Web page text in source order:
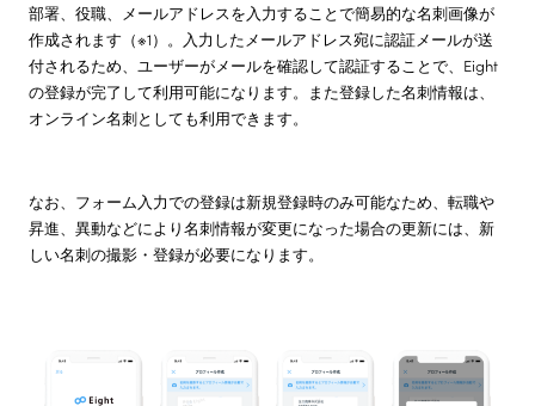
部署、役職、メールアドレスを入力することで簡易的な名刺画像が
作成されます（※1）。入力したメールアドレス宛に認証メールが送
付されるため、ユーザーがメールを確認して認証することで、Eight
の登録が完了して利用可能になります。また登録した名刺情報は、
オンライン名刺としても利用できます。
なお、フォーム入力での登録は新規登録時のみ可能なため、転職や
昇進、異動などにより名刺情報が変更になった場合の更新には、新
しい名刺の撮影・登録が必要になります。